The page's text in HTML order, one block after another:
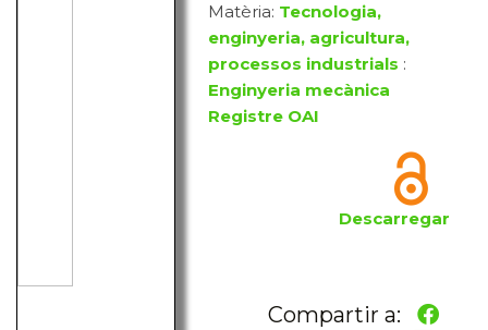
Matèria: Tecnologia,
enginyeria, agricultura,
processos industrials :
Enginyeria mecànica
Registre OAI
Descarregar
Compartir a: